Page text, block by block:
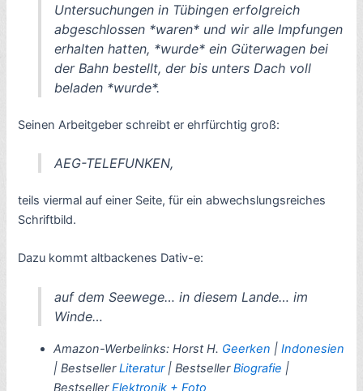
Untersuchungen in Tübingen erfolgreich
abgeschlossen *waren* und wir alle Impfungen
erhalten hatten, *wurde* ein Güterwagen bei
der Bahn bestellt, der bis unters Dach voll
beladen *wurde*.
Seinen Arbeitgeber schreibt er ehrfürchtig groß:
AEG-TELEFUNKEN,
teils viermal auf einer Seite, für ein abwechslungsreiches
Schriftbild.
Dazu kommt altbackenes Dativ-e:
auf dem Seewege… in diesem Lande… im
Winde…
Amazon-Werbelinks: Horst H. Geerken |Indonesien
| Bestseller Literatur| Bestseller Biografie |
Bestseller Elektronik + Foto